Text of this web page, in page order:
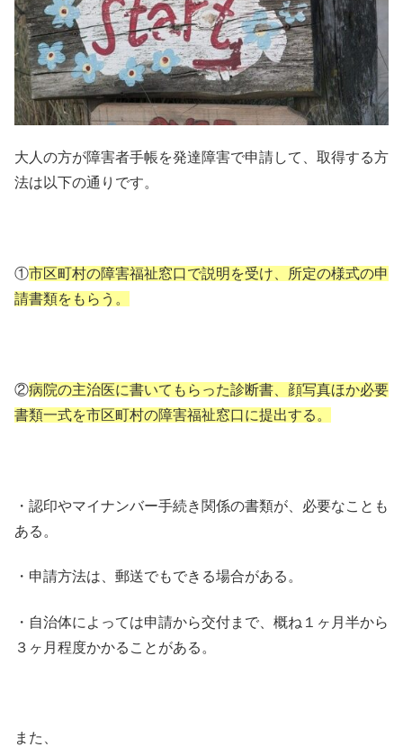
大人の方が障害者手帳を発達障害で申請して、取得する方
法は以下の通りです。
①市区町村の障害福祉窓口で説明を受け、所定の様式の申
請書類をもらう。
②病院の主治医に書いてもらった診断書、顔写真ほか必要
書類一式を市区町村の障害福祉窓口に提出する。
・認印やマイナンバー手続き関係の書類が、必要なことも
ある。
・申請方法は、郵送でもできる場合がある。
・自治体によっては申請から交付まで、概ね１ヶ月半から
３ヶ月程度かかることがある。
また、